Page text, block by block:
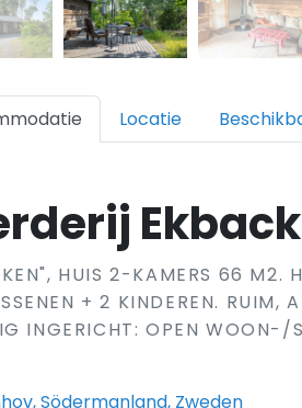
Locatie
HUIS 2-KAMERS 66 M2.
+ 2 KINDEREN. RUIM,
INGERICHT: OPEN WOON-/
Södermanland, Zweden